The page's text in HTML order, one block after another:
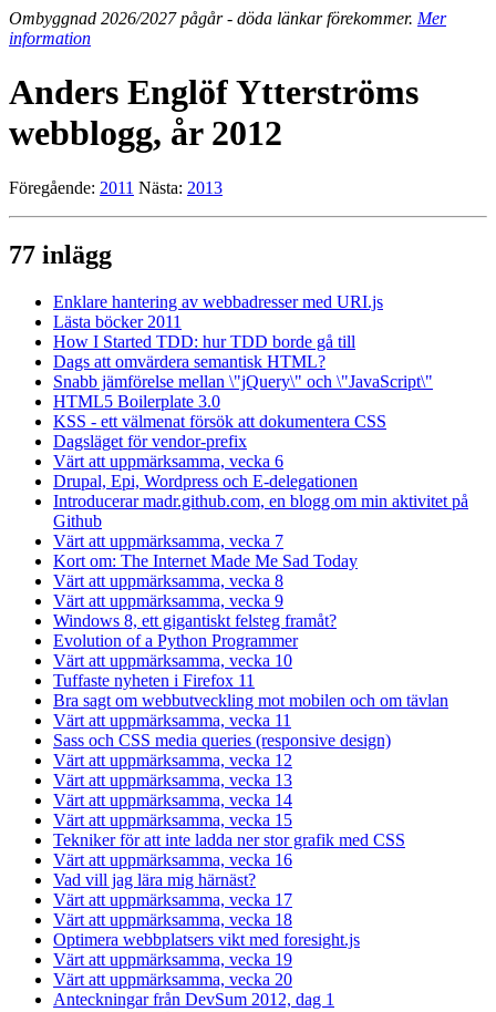
Ombyggnad 2026/2027 pågår - döda länkar förekommer. Mer
information
Anders Englöf Ytterströms
webblogg, år 2012
Föregående: 2011 Nästa: 2013
77 inlägg
Enklare hantering av webbadresser med URI.js
Lästa böcker 2011
How I Started TDD: hur TDD borde gå till
Dags att omvärdera semantisk HTML?
Snabb jämförelse mellan \"jQuery\" och \"JavaScript\"
HTML5 Boilerplate 3.0
KSS - ett välmenat försök att dokumentera CSS
Dagsläget för vendor-prefix
Värt att uppmärksamma, vecka 6
Drupal, Epi, Wordpress och E-delegationen
Introducerar madr.github.com, en blogg om min aktivitet på
Github
Värt att uppmärksamma, vecka 7
Kort om: The Internet Made Me Sad Today
Värt att uppmärksamma, vecka 8
Värt att uppmärksamma, vecka 9
Windows 8, ett gigantiskt felsteg framåt?
Evolution of a Python Programmer
Värt att uppmärksamma, vecka 10
Tuffaste nyheten i Firefox 11
Bra sagt om webbutveckling mot mobilen och om tävlan
Värt att uppmärksamma, vecka 11
Sass och CSS media queries (responsive design)
Värt att uppmärksamma, vecka 12
Värt att uppmärksamma, vecka 13
Värt att uppmärksamma, vecka 14
Värt att uppmärksamma, vecka 15
Tekniker för att inte ladda ner stor grafik med CSS
Värt att uppmärksamma, vecka 16
Vad vill jag lära mig härnäst?
Värt att uppmärksamma, vecka 17
Värt att uppmärksamma, vecka 18
Optimera webbplatsers vikt med foresight.js
Värt att uppmärksamma, vecka 19
Värt att uppmärksamma, vecka 20
Anteckningar från DevSum 2012, dag 1